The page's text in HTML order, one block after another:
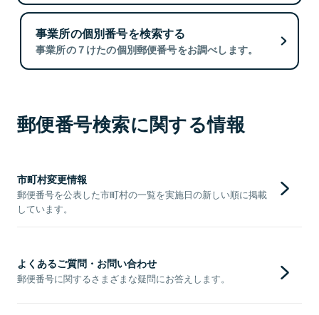
事業所の個別番号を検索する
事業所の７けたの個別郵便番号をお調べします。
郵便番号検索に関する情報
市町村変更情報
郵便番号を公表した市町村の一覧を実施日の新しい順に掲載
しています。
よくあるご質問・お問い合わせ
郵便番号に関するさまざまな疑問にお答えします。